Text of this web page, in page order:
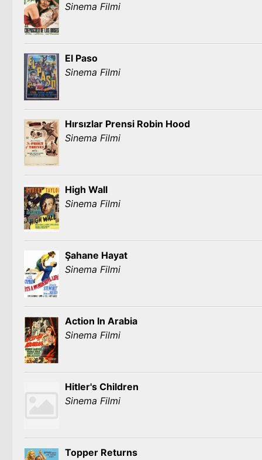
Sinema Filmi
El Paso
Sinema Filmi
Hırsızlar Prensi Robin Hood
Sinema Filmi
High Wall
Sinema Filmi
Şahane Hayat
Sinema Filmi
Action In Arabia
Sinema Filmi
Hitler's Children
Sinema Filmi
Topper Returns